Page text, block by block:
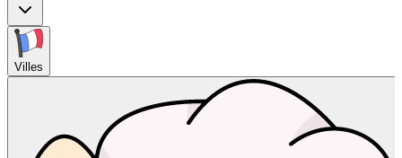
Villes